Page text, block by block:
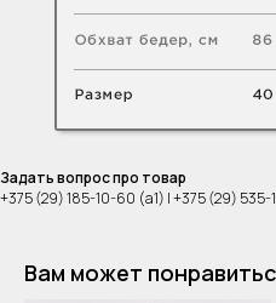
Задать вопрос про товар
+375 (29) 185-10-60 (а1) | +375 (29)
Вам может